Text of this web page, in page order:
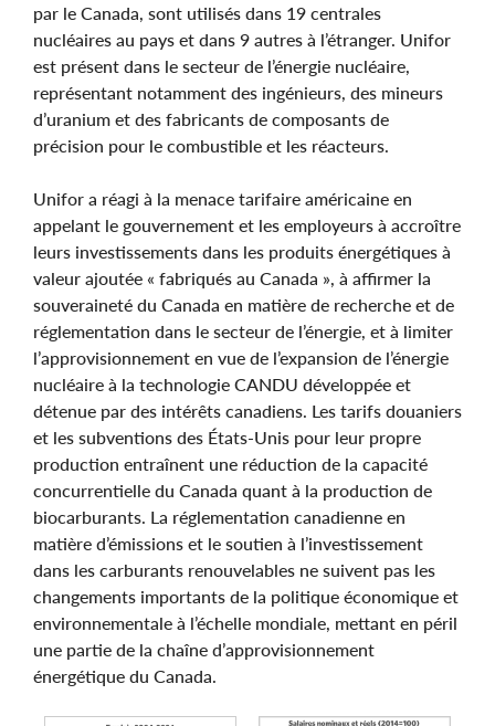
par le Canada, sont utilisés dans 19 centrales
nucléaires au pays et dans 9 autres à l’étranger. Unifor
est présent dans le secteur de l’énergie nucléaire,
représentant notamment des ingénieurs, des mineurs
d’uranium et des fabricants de composants de
précision pour le combustible et les réacteurs.
Unifor a réagi à la menace tarifaire américaine en
appelant le gouvernement et les employeurs à accroître
leurs investissements dans les produits énergétiques à
valeur ajoutée « fabriqués au Canada », à affirmer la
souveraineté du Canada en matière de recherche et de
réglementation dans le secteur de l’énergie, et à limiter
l’approvisionnement en vue de l’expansion de l’énergie
nucléaire à la technologie CANDU développée et
détenue par des intérêts canadiens. Les tarifs douaniers
et les subventions des États-Unis pour leur propre
production entraînent une réduction de la capacité
concurrentielle du Canada quant à la production de
biocarburants. La réglementation canadienne en
matière d’émissions et le soutien à l’investissement
dans les carburants renouvelables ne suivent pas les
changements importants de la politique économique et
environnementale à l’échelle mondiale, mettant en péril
une partie de la chaîne d’approvisionnement
énergétique du Canada.